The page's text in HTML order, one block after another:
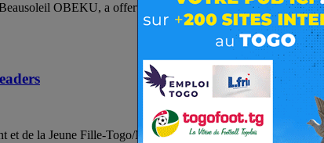
OBEKU, a offert le dimanche 25 octobre dernier à...
et de la Jeune Fille-Togo/Mokpokpo (A2PEJF-Togo) a